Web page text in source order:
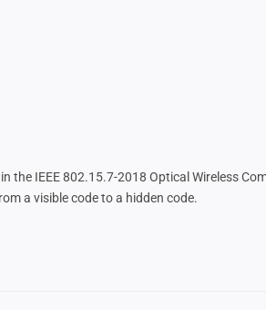
the IEEE 802.15.7-2018 Optical Wireless
a visible code to a hidden code.